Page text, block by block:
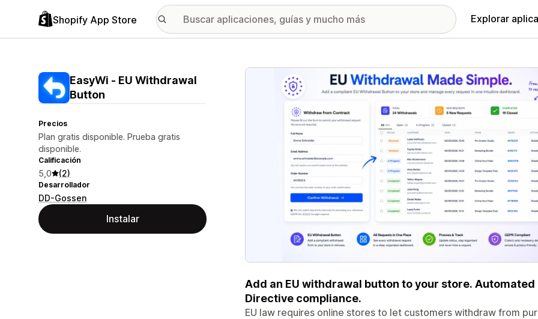
Shopify App Store Explorar
EasyWi ‑ EU Withdrawal
Button
Precios
Plan gratis disponible. Prueba gratis
disponible.
Calificación
5,0 (2)
Desarrollador
DD-Gossen
Instalar
Galería de imágenes destacadas
Add an EU withdrawal button to your store.
Directive compliance.
EU law requires online stores to let customers withdraw from